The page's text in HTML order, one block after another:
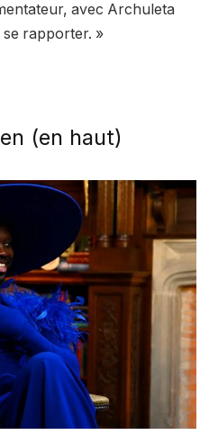
avec Archuleta
rapporter. »
(en haut)